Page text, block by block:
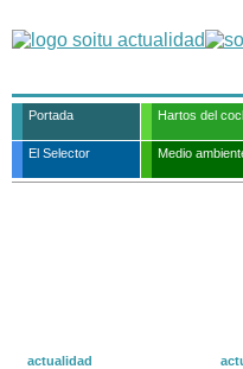
Portada Hartos del
El Selector Medio
actualidad